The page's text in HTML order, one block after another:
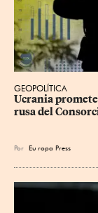
GEOPOLÍTICA
Ucrania promete
rusa del
Por Eu ropa Press